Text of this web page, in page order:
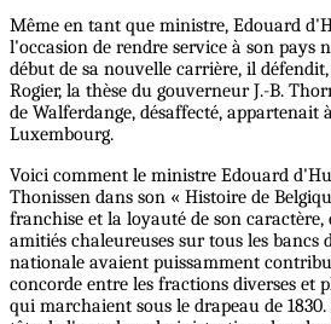
Même en tant que ministre, Edouard
l'occasion de rendre service à son pays
début de sa nouvelle carrière, il
Rogier, la thèse du gouverneur J.-B.
de Walferdange, désaffecté, appartenait
Luxembourg.
Voici comment le ministre Edouard
Thonissen dans son « Histoire de
franchise et la loyauté de son
amitiés chaleureuses sur tous les bancs
nationale avaient puissamment
concorde entre les fractions diverses et
qui marchaient sous le drapeau de